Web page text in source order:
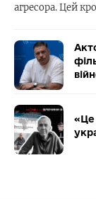
агресора. Цей
«Це